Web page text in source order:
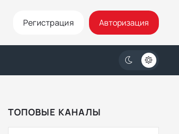
Регистрация Авторизация
ТОПОВЫЕ КАНАЛЫ